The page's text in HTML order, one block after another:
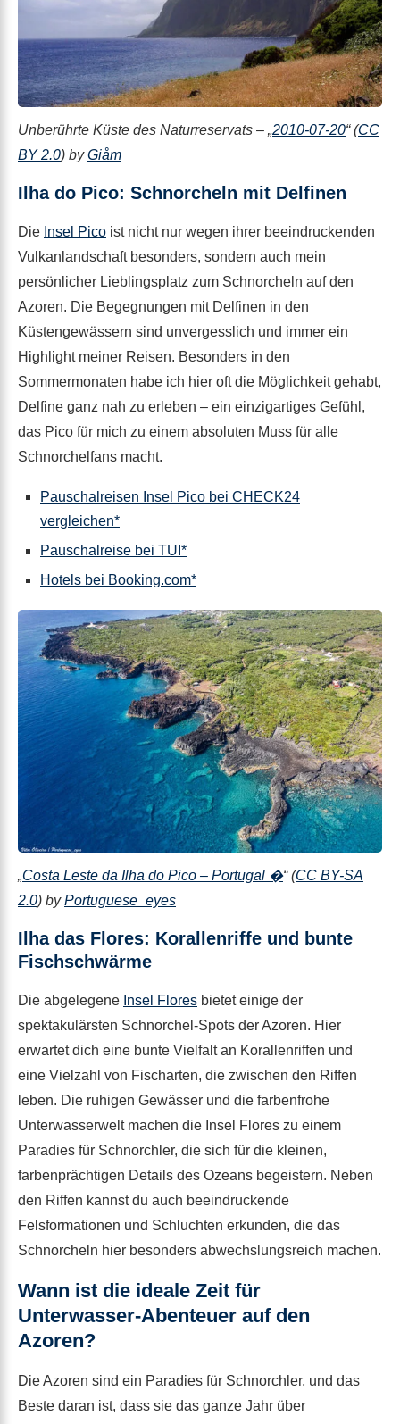
Unberührte Küste des Naturreservats – „2010-07-20“ (CC
BY 2.0) byGiåm
Ilha do Pico: Schnorcheln mit Delfinen
Die Insel Pico ist nicht nur wegen ihrer beeindruckenden
Vulkanlandschaft besonders, sondern auch mein
persönlicher Lieblingsplatz zum Schnorcheln auf den
Azoren. Die Begegnungen mit Delfinen in den
Küstengewässern sind unvergesslich und immer ein
Highlight meiner Reisen. Besonders in den
Sommermonaten habe ich hier oft die Möglichkeit gehabt,
Delfine ganz nah zu erleben – ein einzigartiges Gefühl,
das Pico für mich zu einem absoluten Muss für alle
Schnorchelfans macht.
Pauschalreisen Insel Pico bei CHECK24
vergleichen*
Pauschalreise bei TUI*
Hotels bei Booking.com*
„Costa Leste da Ilha do Pico – Portugal �“ (CC BY-SA
2.0) byPortuguese_eyes
Ilha das Flores: Korallenriffe und bunte
Fischschwärme
Die abgelegene Insel Flores bietet einige der
spektakulärsten Schnorchel-Spots der Azoren. Hier
erwartet dich eine bunte Vielfalt an Korallenriffen und
eine Vielzahl von Fischarten, die zwischen den Riffen
leben. Die ruhigen Gewässer und die farbenfrohe
Unterwasserwelt machen die Insel Flores zu einem
Paradies für Schnorchler, die sich für die kleinen,
farbenprächtigen Details des Ozeans begeistern. Neben
den Riffen kannst du auch beeindruckende
Felsformationen und Schluchten erkunden, die das
Schnorcheln hier besonders abwechslungsreich machen.
Wann ist die ideale Zeit für
Unterwasser-Abenteuer auf den
Azoren?
Die Azoren sind ein Paradies für Schnorchler, und das
Beste daran ist, dass sie das ganze Jahr über